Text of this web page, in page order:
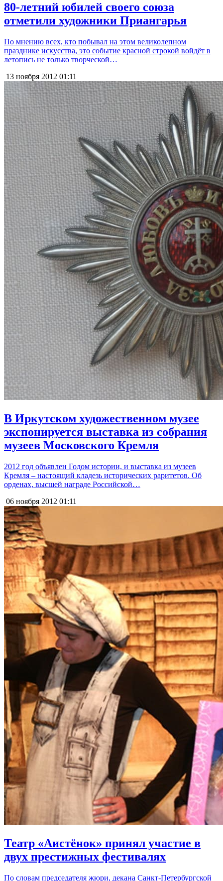
80-летний юбилей своего союза
отметили художники Приангарья
По мнению всех, кто побывал на этом великолепном
празднике искусства, это событие красной строкой войдёт в
летопись не только творческой…
13 ноября 2012 01:11
В Иркутском художественном музее
экспонируется выставка из собрания
музеев Московского Кремля
2012 год объявлен Годом истории, и выставка из музеев
Кремля – настоящий кладезь исторических раритетов. Об
орденах, высшей награде Российской…
06 ноября 2012 01:11
Театр «Аистёнок» принял участие в
двух престижных фестивалях
По словам председателя жюри, декана Санкт-Петербургской